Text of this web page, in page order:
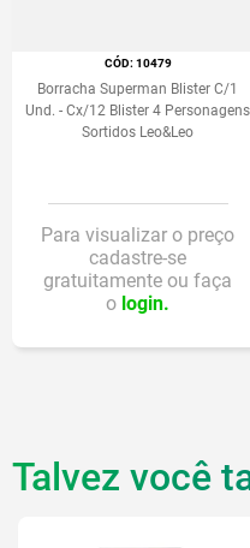
:10479
Borracha Superman Blister C/1
Und. - Cx/12 Blister 4 Personagens
Sortidos Leo&Leo
Para visualizar o preço
cadastre-se
gratuitamente ou faça
o login.
Talvez você